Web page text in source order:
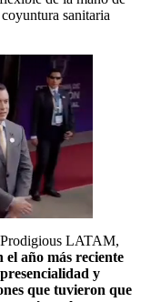
sanitaria
LATAM,
el año más reciente
y
que tuvieron que